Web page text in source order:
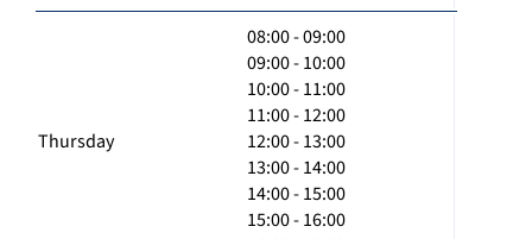
Thursday
08:00 - 09:00
09:00 - 10:00
10:00 - 11:00
11:00 - 12:00
12:00 - 13:00
13:00 - 14:00
14:00 - 15:00
15:00 - 16:00